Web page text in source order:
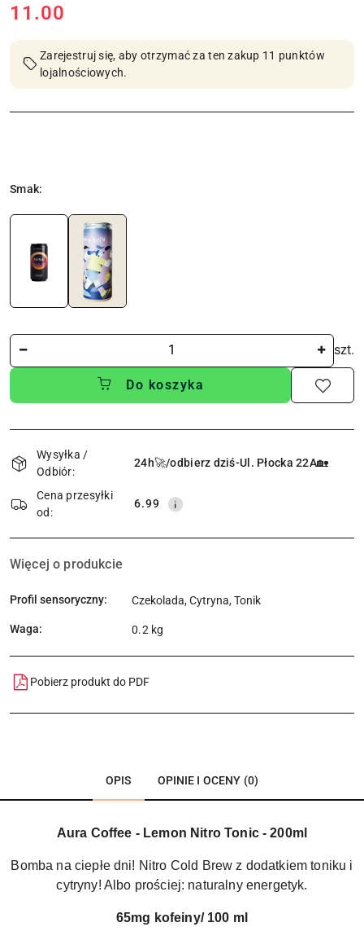
cena:
11.00
Zarejestruj się, aby otrzymać za ten zakup 11 punktów
lojalnościowych.
Wariant
Smak:
Ilość szt.
Do koszyka
Dostępność
i
dostawa
Wysyłka /
Odbiór:
24h🚀/odbierz dziś-Ul. Płocka 22A🏡
Cena przesyłki
od:
6.99
Więcej o produkcie
Profil sensoryczny: Czekolada, Cytryna, Tonik
Waga: 0.2 kg
Pobierz produkt do PDF
OPIS OPINIE I OCENY (0)
Aura Coffee - Lemon Nitro Tonic - 200ml
Bomba na ciepłe dni! Nitro Cold Brew z dodatkiem toniku i
cytryny! Albo prościej: naturalny energetyk.
65mg kofeiny/ 100 ml